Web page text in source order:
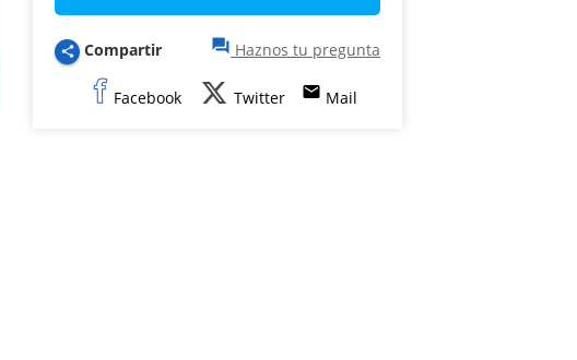
share Compartir question_answer Haznos tu pregunta
Facebook Twitter email Mail